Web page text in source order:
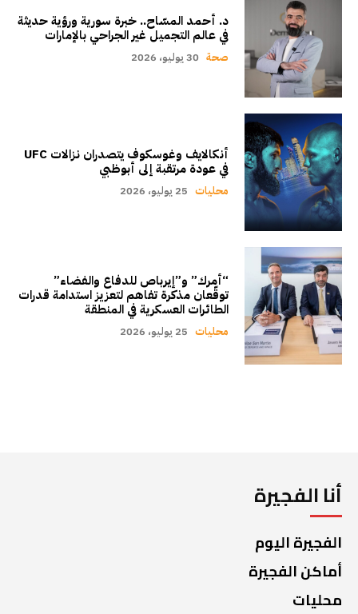
د. أحمد المسّاح.. خبرة سورية ورؤية حديثة
في عالم التجميل غير الجراحي بالإمارات
صحة 30 يوليو، 2026
أنكالايف وغوسكوف يتصدران نزالات UFC
في عودة مرتقبة إلى أبوظبي
محليات 25 يوليو، 2026
“أمرك” و”إيرباص للدفاع والفضاء”
توقّعان مذكرة تفاهم لتعزيز استدامة قدرات
الطائرات العسكرية في المنطقة
محليات 25 يوليو، 2026
أنا الفجيرة
الفجيرة اليوم
أماكن الفجيرة
محليات